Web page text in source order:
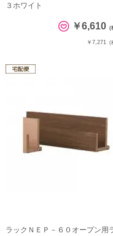
３ホワイト
￥6,610 (
￥7,271 (
ラックＮＥＰ－６０オープン用